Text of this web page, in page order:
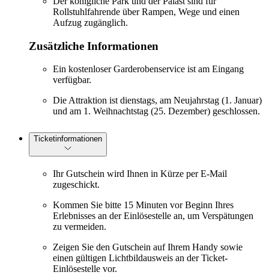
Rollstuhlfahrende über Rampen, Wege und einen
Aufzug zugänglich.
Zusätzliche Informationen
Ein kostenloser Garderobenservice ist am Eingang
verfügbar.
Die Attraktion ist dienstags, am Neujahrstag (1. Januar)
und am 1. Weihnachtstag (25. Dezember) geschlossen.
Ticketinformationen
Ihr Gutschein wird Ihnen in Kürze per E-Mail
zugeschickt.
Kommen Sie bitte 15 Minuten vor Beginn Ihres
Erlebnisses an der Einlösestelle an, um Verspätungen
zu vermeiden.
Zeigen Sie den Gutschein auf Ihrem Handy sowie
einen gültigen Lichtbildausweis an der Ticket-
Einlösestelle vor.